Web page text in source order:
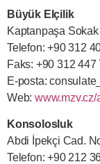
Büyük Elçilik
Kaptanpaşa
Telefon: +90 312
Faks: +90 312 447
E-posta:
Web: www.mzv.cz/
Konsolosluk
Abdi İpekçi Cad.
Telefon: +90 212